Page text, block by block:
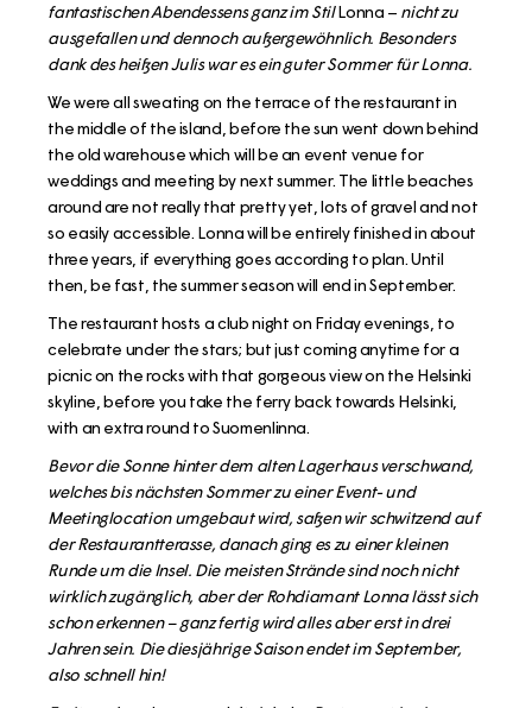
fantastischen Abendessens ganz im StilLonna – nicht zu
ausgefallen und dennoch außergewöhnlich. Besonders
dank des heißen Julis war es ein guter Sommer für Lonna.
We were all sweating on the terrace of the restaurant in
the middle of the island, before the sun went down behind
the old warehouse which will be an event venue for
weddings and meeting by next summer. The little beaches
around are not really that pretty yet, lots of gravel and not
so easily accessible. Lonna will be entirely finished in about
three years, if everything goes according to plan. Until
then, be fast, the summer season will end in September.
The restaurant hosts a club night on Friday evenings, to
celebrate under the stars; but just coming anytime for a
picnic on the rocks with that gorgeous view on the Helsinki
skyline, before you take the ferry back towards Helsinki,
with an extra round to Suomenlinna.
Bevor die Sonne hinter dem alten Lagerhaus verschwand,
welches bis nächsten Sommer zu einer Event- und
Meetinglocation umgebaut wird, saßen wir schwitzend auf
der Restaurantterasse, danach ging es zu einer kleinen
Runde um die Insel. Die meisten Strände sind noch nicht
wirklich zugänglich, aber der Rohdiamant Lonna lässt sich
schon erkennen – ganz fertig wird alles aber erst in drei
Jahren sein. Die diesjährige Saison endet im September,
also schnell hin!